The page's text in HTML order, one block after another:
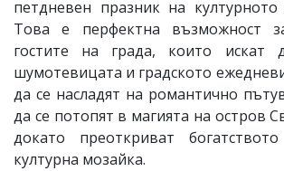
петдневен празник на културното
Това е перфектна възможност
гостите на града, които искат
шумотевицата и градското
да се насладят на романтично
да се потопят в магията на остров
докато преоткриват
културна мозайка.